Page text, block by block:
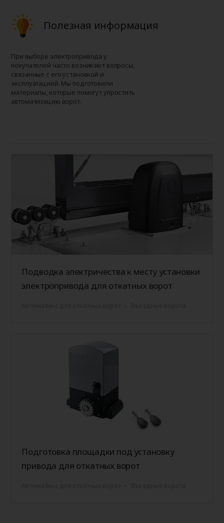
Полезная информация
При выборе электропривода у
покупателей часто возникают вопросы,
связанные с его установкой и
эксплуатацией. Мы подготовили
материалы, которые помогут упростить
автоматизацию ворот.
Подводка электричества к месту установки
электропривода для откатных ворот
Подготовка площадки под установку
привода для откатных ворот